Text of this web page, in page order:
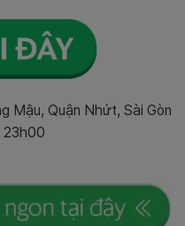
Mậu, Quận Nhứt, Sài Gòn
23h00